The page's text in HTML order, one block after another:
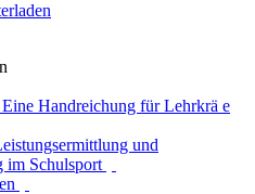
Handreichung für Lehrkrä e
und
im Schulsport